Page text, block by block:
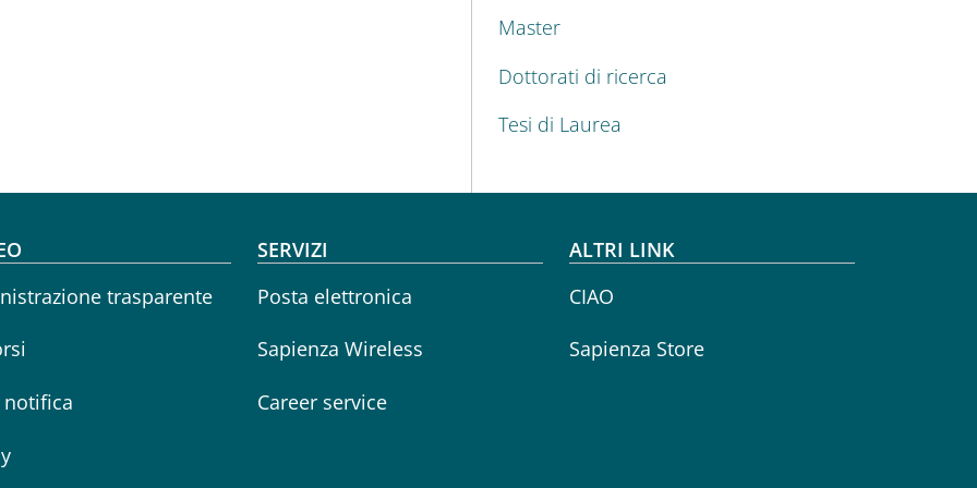
Master
Dottorati di ricerca
Tesi di Laurea
menu
trasparente
SERVIZI
Posta elettronica
Sapienza Wireless
Career service
ALTRI LINK
CIAO
Sapienza Store